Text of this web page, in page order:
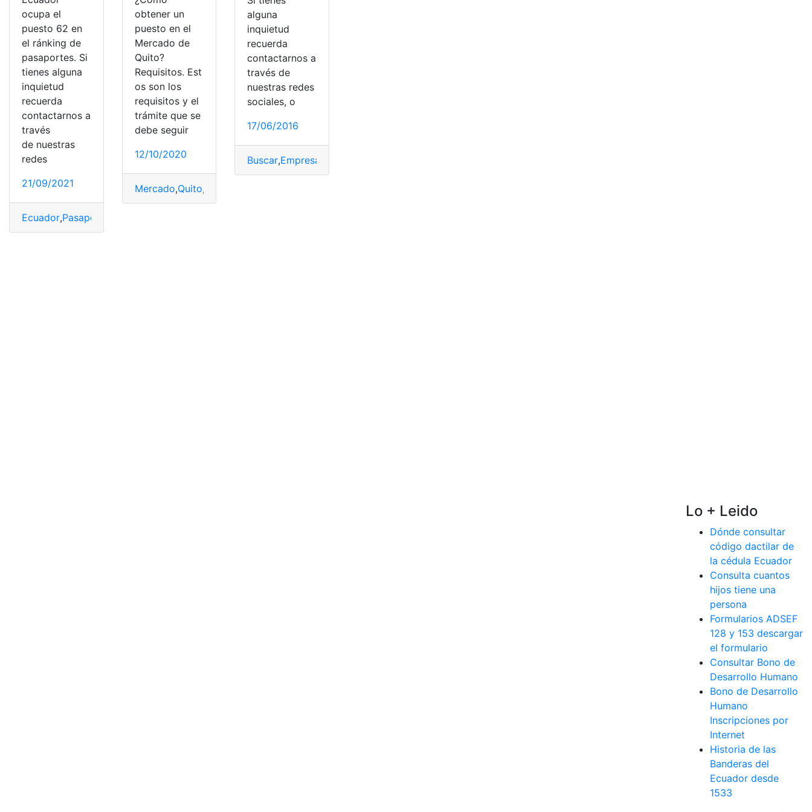
ocupa el
puesto 62 en
el ránking de
pasaportes. Si
tienes alguna
inquietud
recuerda
contactarnos a
través
de nuestras
redes
21/09/2021
Ecuador,Pasaporte
obtener un
puesto en el
Mercado de
Quito?
Requisitos. Est
os son los
requisitos y el
trámite que se
debe seguir
12/10/2020
Mercado,Quito,
alguna
inquietud
recuerda
contactarnos a
través de
nuestras redes
sociales, o
17/06/2016
Buscar,Empresa
Lo + Leido
Dónde consultar
código dactilar de
la cédula Ecuador
Consulta cuantos
hijos tiene una
persona
Formularios ADSEF
128 y 153 descargar
el formulario
Consultar Bono de
Desarrollo Humano
Bono de Desarrollo
Humano
Inscripciones por
Internet
Historia de las
Banderas del
Ecuador desde
1533